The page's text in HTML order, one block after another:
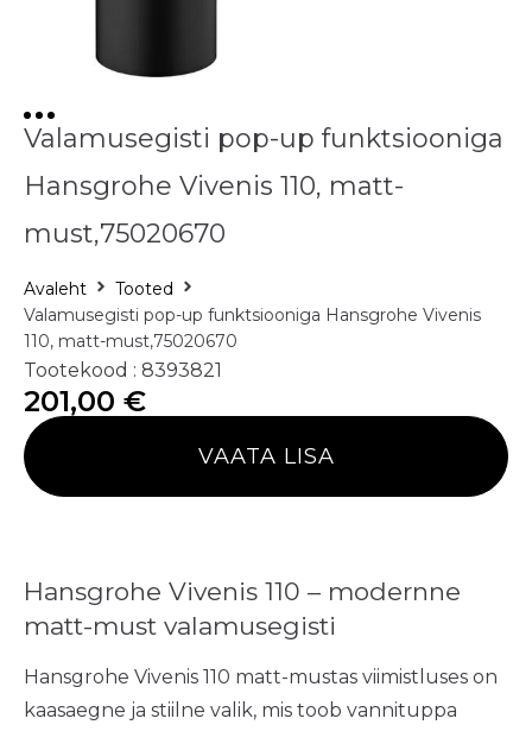
Valamusegisti pop-up funktsiooniga
Hansgrohe Vivenis 110, matt-
must,75020670
Avaleht
Tooted
Valamusegisti pop-up funktsiooniga Hansgrohe Vivenis
110, matt-must,75020670
Tootekood : 8393821
201,00 €
VAATA LISA
Hansgrohe Vivenis 110 – modernne
matt-must valamusegisti
Hansgrohe Vivenis 110 matt-mustas viimistluses on
kaasaegne ja stiilne valik, mis toob vannituppa